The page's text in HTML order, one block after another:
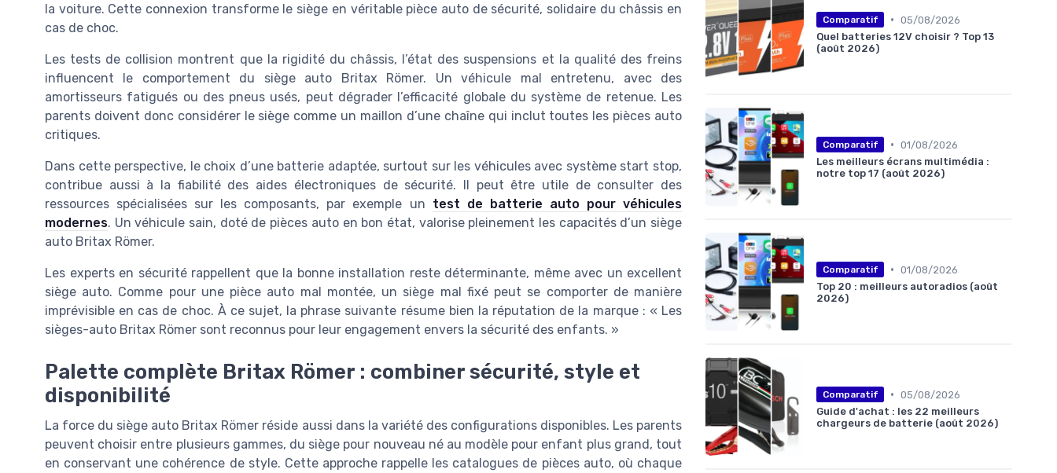
la voiture. Cette connexion transforme le siège en véritable pièce auto de sécurité, solidaire du châssis en
cas de choc.
Les tests de collision montrent que la rigidité du châssis, l’état des suspensions et la qualité des freins
influencent le comportement du siège auto Britax Römer. Un véhicule mal entretenu, avec des
amortisseurs fatigués ou des pneus usés, peut dégrader l’efficacité globale du système de retenue. Les
parents doivent donc considérer le siège comme un maillon d’une chaîne qui inclut toutes les pièces auto
critiques.
Dans cette perspective, le choix d’une batterie adaptée, surtout sur les véhicules avec système start stop,
contribue aussi à la fiabilité des aides électroniques de sécurité. Il peut être utile de consulter des
ressources spécialisées sur les composants, par exemple un test de batterie auto pour véhicules
modernes. Un véhicule sain, doté de pièces auto en bon état, valorise pleinement les capacités d’un siège
auto Britax Römer.
Les experts en sécurité rappellent que la bonne installation reste déterminante, même avec un excellent
siège auto. Comme pour une pièce auto mal montée, un siège mal fixé peut se comporter de manière
imprévisible en cas de choc. À ce sujet, la phrase suivante résume bien la réputation de la marque : « Les
sièges-auto Britax Römer sont reconnus pour leur engagement envers la sécurité des enfants. »
Palette complète Britax Römer : combiner sécurité, style et
disponibilité
La force du siège auto Britax Römer réside aussi dans la variété des configurations disponibles. Les parents
peuvent choisir entre plusieurs gammes, du siège pour nouveau né au modèle pour enfant plus grand, tout
en conservant une cohérence de style. Cette approche rappelle les catalogues de pièces auto, où chaque
Comparatif • 05/08/2026
Quel batteries 12V choisir ? Top 13
(août 2026)
Comparatif • 01/08/2026
Les meilleurs écrans multimédia :
notre top 17 (août 2026)
Comparatif • 01/08/2026
Top 20 : meilleurs autoradios (août
2026)
Comparatif • 05/08/2026
Guide d'achat : les 22 meilleurs
chargeurs de batterie (août 2026)